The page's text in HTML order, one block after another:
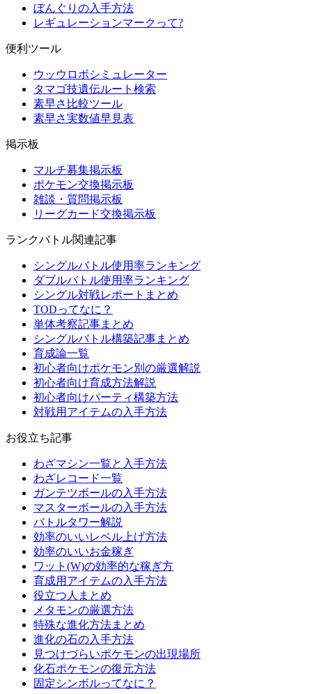
ぼんぐりの入手方法
レギュレーションマークって?
便利ツール
ウッウロボシミュレーター
タマゴ技遺伝ルート検索
素早さ比較ツール
素早さ実数値早見表
掲示板
マルチ募集掲示板
ポケモン交換掲示板
雑談・質問掲示板
リーグカード交換掲示板
ランクバトル関連記事
シングルバトル使用率ランキング
ダブルバトル使用率ランキング
シングル対戦レポートまとめ
TODってなに？
単体考察記事まとめ
シングルバトル構築記事まとめ
育成論一覧
初心者向けポケモン別の厳選解説
初心者向け育成方法解説
初心者向けパーティ構築方法
対戦用アイテムの入手方法
お役立ち記事
わざマシン一覧と入手方法
わざレコード一覧
ガンテツボールの入手方法
マスターボールの入手方法
バトルタワー解説
効率のいいレベル上げ方法
効率のいいお金稼ぎ
ワット(W)の効率的な稼ぎ方
育成用アイテムの入手方法
役立つ人まとめ
メタモンの厳選方法
特殊な進化方法まとめ
進化の石の入手方法
見つけづらいポケモンの出現場所
化石ポケモンの復元方法
固定シンボルってなに？